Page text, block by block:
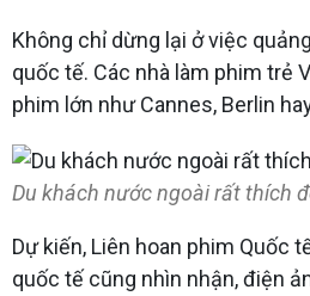
Không chỉ dừng lại ở việc
quốc tế. Các nhà làm phim trẻ
phim lớn như Cannes, Berlin
Du khách nước ngoài rất thích
Dự kiến, Liên hoan phim Quốc
quốc tế cũng nhìn nhận, điện